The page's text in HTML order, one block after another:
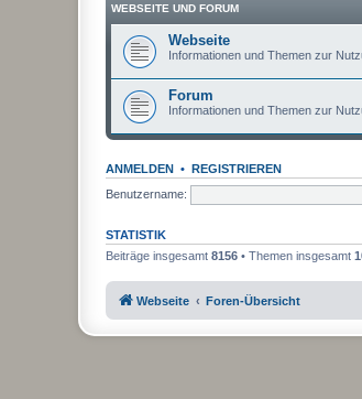
WEBSEITE UND FORUM
Webseite
Informationen und Themen zur
Forum
Informationen und Themen zur
ANMELDEN • REGISTRIEREN
Benutzername:
STATISTIK
Beiträge insgesamt 8156 • Themen insgesamt
Webseite Foren-Übersicht